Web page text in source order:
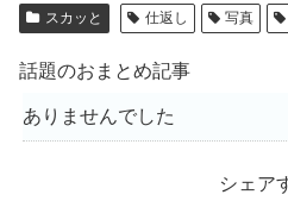
スカッと 仕返し 写真
話題のおまとめ記事
ありませんでした
シェア